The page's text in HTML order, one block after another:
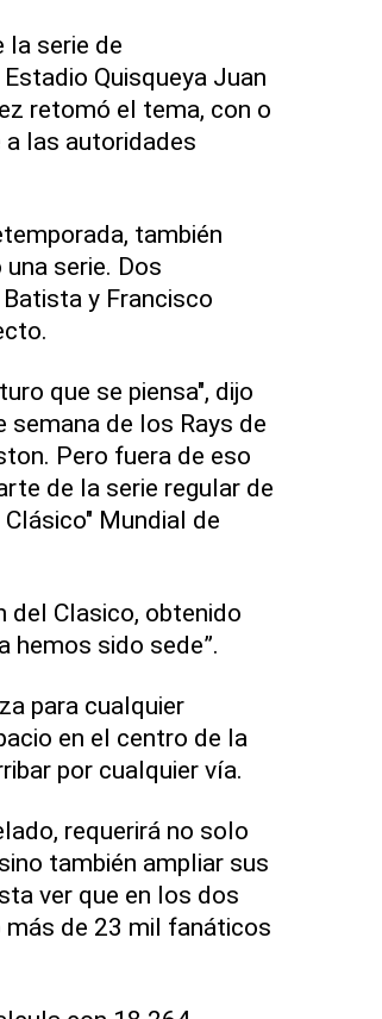
la serie de
Quisqueya Juan
retomó el tema, con o
a las autoridades
también
serie. Dos
y Francisco
que se piensa", dijo
de los Rays de
Pero fuera de eso
de la serie regular de
Mundial de
del Clasico, obtenido
hemos sido sede”.
para cualquier
en el centro de la
por cualquier vía.
requerirá no solo
también ampliar sus
ver que en los dos
de 23 mil fanáticos